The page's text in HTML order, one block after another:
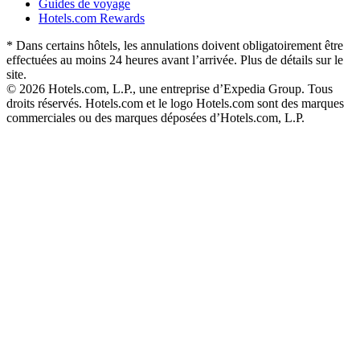
Guides de voyage
Hotels.com Rewards
* Dans certains hôtels, les annulations doivent obligatoirement être
effectuées au moins 24 heures avant l’arrivée. Plus de détails sur le
site.
© 2026 Hotels.com, L.P., une entreprise d’Expedia Group. Tous
droits réservés. Hotels.com et le logo Hotels.com sont des marques
commerciales ou des marques déposées d’Hotels.com, L.P.